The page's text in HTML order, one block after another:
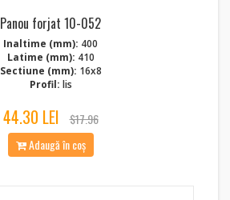
Panou forjat 10-052
Inaltime (mm): 400
Latime (mm): 410
Sectiune (mm): 16x8
Profil: lis
44.30 LEI
$17.96
Adaugă în coș